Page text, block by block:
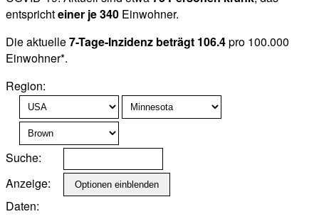
entsprichteiner je 340 Einwohner.
Die aktuelle7-Tage-Inzidenz beträgt 106.4pro 100.000
Einwohner*.
Region:
Suche:
Anzeige:
Daten: